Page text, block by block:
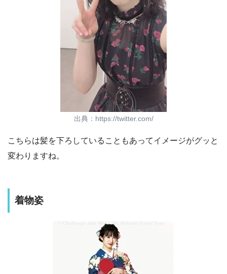
出典：https://twitter.com/
こちらは髪を下ろしていることもあってイメージがグッと
変わりますね。
着物姿